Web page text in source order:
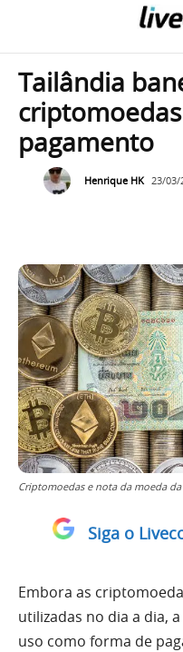
Tailândia
pagamento
Henrique HK 23/03/
Criptomoedas e nota da moeda
Siga o
Embora as
utilizadas no dia a dia,
uso como forma de